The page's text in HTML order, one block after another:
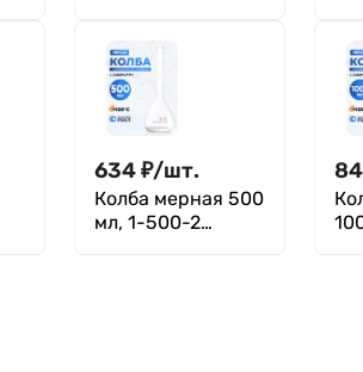
634₽/шт.
Колба мерная 500
мл, 1-500-2